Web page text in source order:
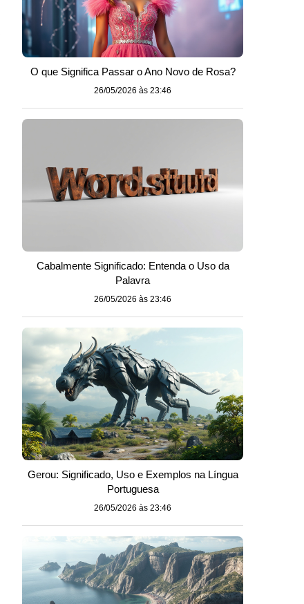
O que Significa Passar o Ano Novo de Rosa?
26/05/2026 às 23:46
Cabalmente Significado: Entenda o Uso da
Palavra
26/05/2026 às 23:46
Gerou: Significado, Uso e Exemplos na Língua
Portuguesa
26/05/2026 às 23:46